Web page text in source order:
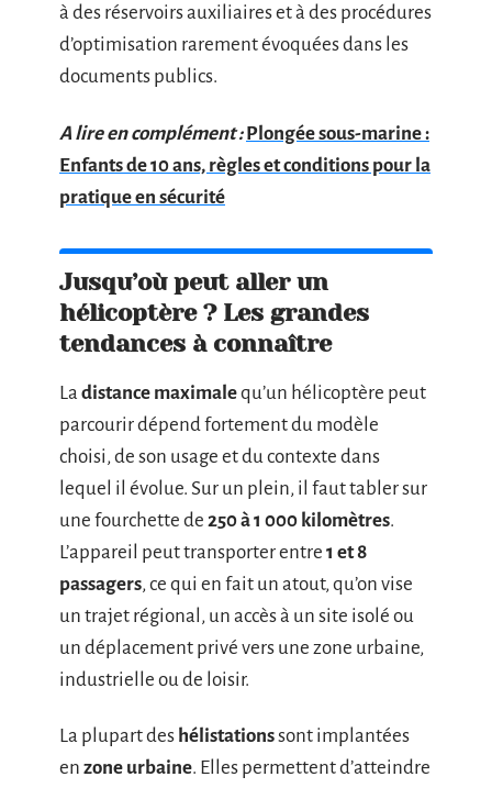
à des réservoirs auxiliaires et à des procédures
d’optimisation rarement évoquées dans les
documents publics.
A lire en complément : Plongée sous-marine :
Enfants de 10 ans, règles et conditions pour la
pratique en sécurité
Jusqu’où peut aller un
hélicoptère ? Les grandes
tendances à connaître
La distance maximalequ’un hélicoptère peut
parcourir dépend fortement du modèle
choisi, de son usage et du contexte dans
lequel il évolue. Sur un plein, il faut tabler sur
une fourchette de 250 à 1 000 kilomètres.
L’appareil peut transporter entre 1 et 8
passagers, ce qui en fait un atout, qu’on vise
un trajet régional, un accès à un site isolé ou
un déplacement privé vers une zone urbaine,
industrielle ou de loisir.
La plupart des hélistationssont implantées
en zone urbaine. Elles permettent d’atteindre